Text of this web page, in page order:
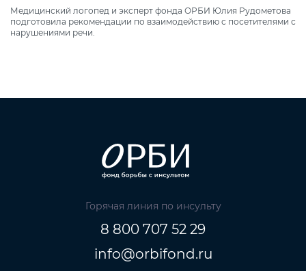
Медицинский логопед и эксперт фонда ОРБИ Юлия Рудометова
подготовила рекомендации по взаимодействию с посетителями с
нарушениями речи.
Горячая линия по инсульту
8 800 707 52 29
info@orbifond.ru